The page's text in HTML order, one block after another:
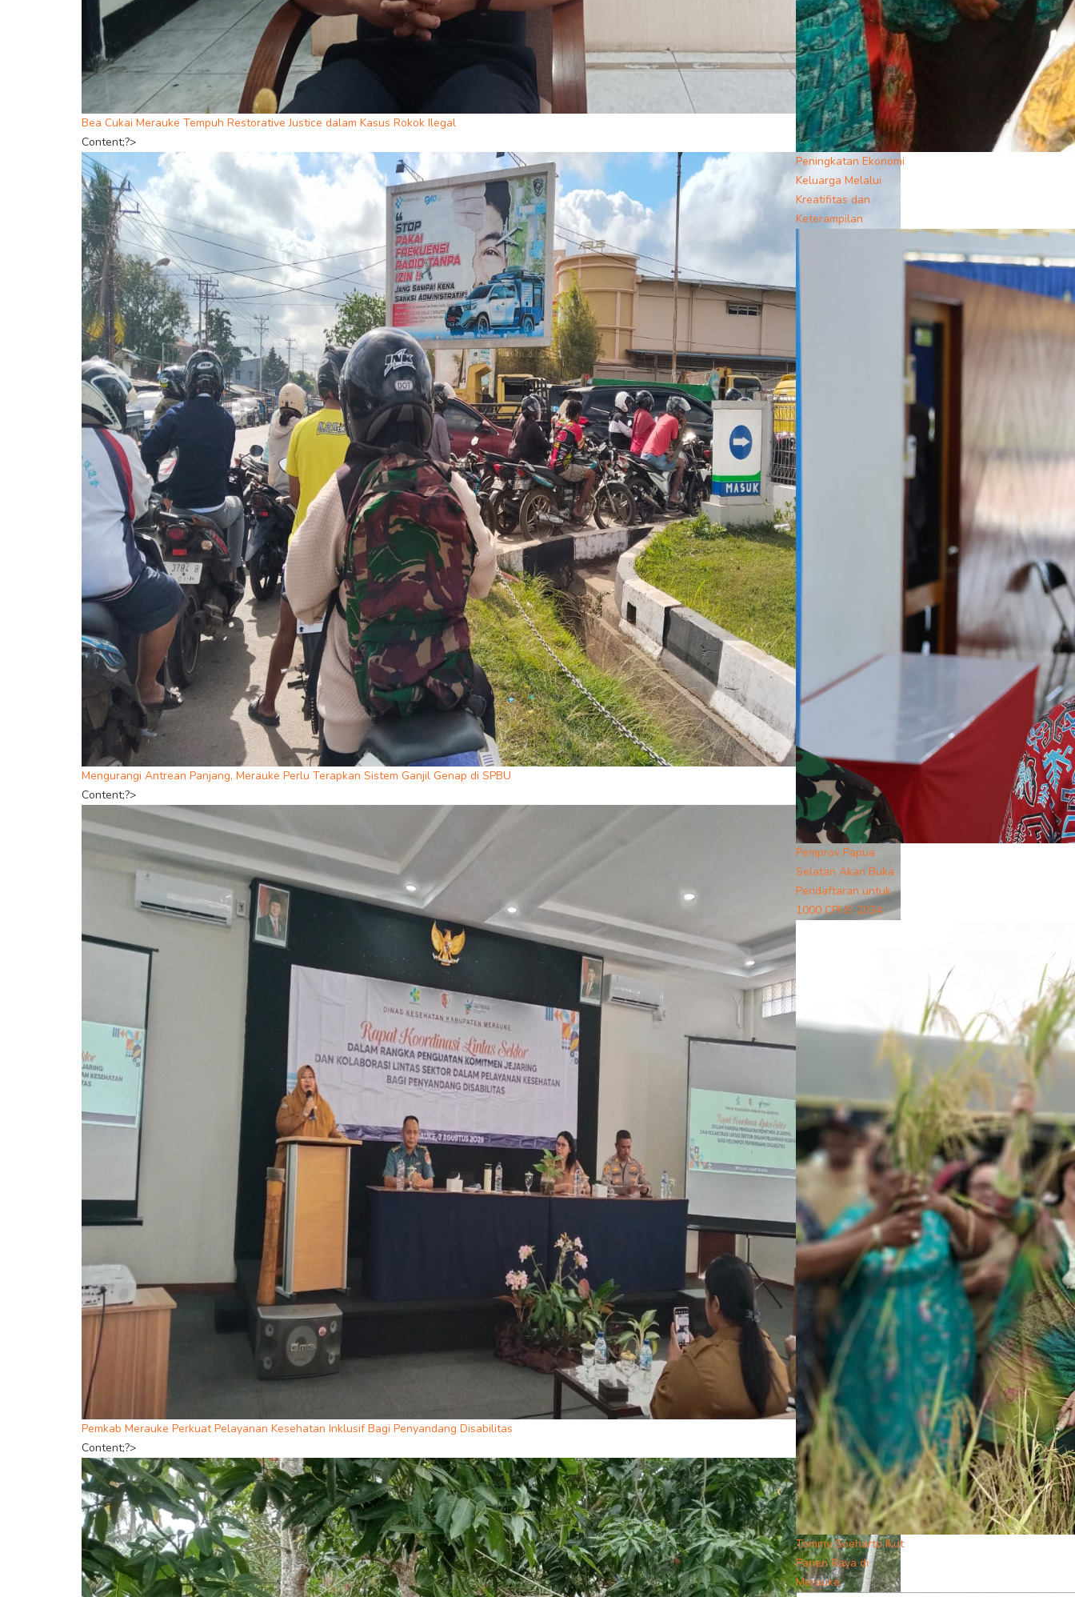
Bea Cukai Merauke Tempuh Restorative Justice dalam Kasus Rokok Ilegal
Content;?>
Mengurangi Antrean Panjang, Merauke Perlu Terapkan Sistem Ganjil Genap di SPBU
Content;?>
Pemkab Merauke Perkuat Pelayanan Kesehatan Inklusif Bagi Penyandang Disabilitas
Content;?>
Peningkatan Ekonomi
Keluarga Melalui
Kreatifitas dan
Keterampilan
Pemprov Papua
Selatan Akan Buka
Pendaftaran untuk
1000 CPNS 2024
Tommy Soeharto Ikut
Panen Raya di
Merauke